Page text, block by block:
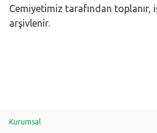
Cemiyetimiz tarafından toplanır,
arşivlenir.
Kurumsal